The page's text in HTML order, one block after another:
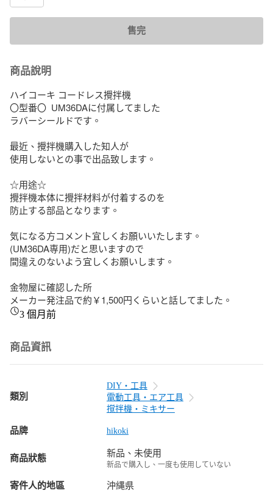
售完
商品說明
ハイコーキ コードレス攪拌機
〇型番〇  UM36DAに付属してました
ラバーシールドです。
最近、攪拌機購入した知人が
使用しないとの事で出品致します。
☆用途☆
攪拌機本体に攪拌材料が付着するのを
防止する部品となります。
気になる方コメント宜しくお願いいたします。
(UM36DA専用)だと思いますので
間違えのないよう宜しくお願いします。
金物屋に確認した所
メーカー発注品で約￥1,500円くらいと話してました。
3 個月前
商品資訊
類別
DIY・工具
電動工具・エア工具
撹拌機・ミキサー
品牌 hikoki
商品狀態 新品、未使用
新品で購入し、一度も使用していない
寄件人的地區 沖縄県